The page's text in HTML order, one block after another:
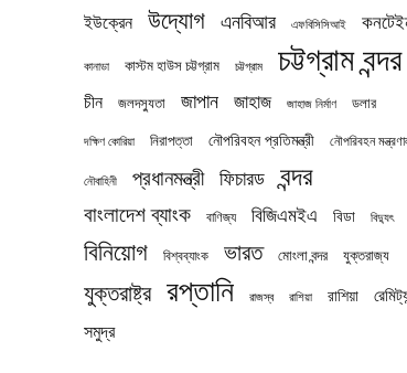
ইউক্রেন উদ্যোগ এনবিআর এফবিসিসিআই
কানাডা কাস্টম হাউস চট্টগ্রাম চট্টগ্রাম চট্টগ্রাম বন্দর
চীন জলদস্যুতা জাপান জাহাজ জাহাজ নির্মাণ ডলার
দক্ষিণ কোরিয়া নিরাপত্তা নৌপরিবহন প্রতিমন্ত্রী নৌপরিবহন
নৌবাহিনী প্রধানমন্ত্রী ফিচারড বন্দর
বাংলাদেশ ব্যাংক বাণিজ্য বিজিএমইএ বিডা বিদ্যুৎ
বিনিয়োগ বিশ্বব্যাংক ভারত মোংলা বন্দর যুক্তরাজ্য
যুক্তরাষ্ট্র রপ্তানি রাজস্ব রাশিয়া রাশিয়া
সমুদ্র